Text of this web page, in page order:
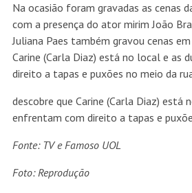
Na ocasião foram gravadas as cenas
com a presença do ator mirim João
Juliana Paes também gravou cenas
Carine (Carla Diaz) está no local e as
direito a tapas e puxões no meio da
descobre que Carine (Carla Diaz) está
enfrentam com direito a tapas e
Fonte: TV e Famoso UOL
Foto: Reprodução